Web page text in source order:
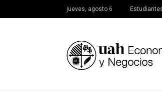
jueves, agosto 6